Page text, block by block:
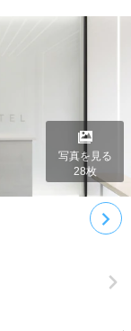
写真を見る
28枚